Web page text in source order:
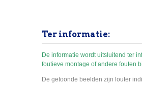
en hoeksteunen
meegeleverd (zitjes
bestellen) Geschikt
kinderen van 3 tot 14
Ter informatie:
De informatie wordt uitsluitend ter
foutieve montage of andere fouten
De getoonde beelden zijn louter